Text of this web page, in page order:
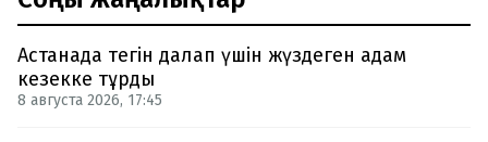
Астанада тегін далап үшін жүздеген адам
кезекке тұрды
8 августа 2026, 17:45